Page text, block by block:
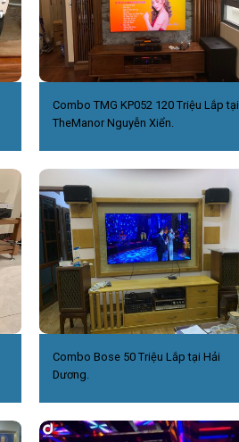
Combo TMG KP052 120 Triệu Lắp tại
TheManor Nguyễn Xiển.
Combo Bose 50 Triệu Lắp tại Hải
Dương.